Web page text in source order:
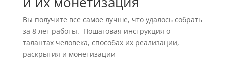
Вы получите все самое лучше, что удалось собрать
за 8 лет работы. Пошаговая инструкция о
талантах человека, способах их реализации,
раскрытия и монетизации